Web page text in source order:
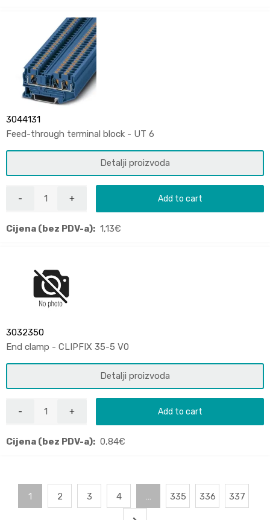
3044131
Feed-through terminal block - UT 6
Detalji proizvoda
Add to cart
Cijena (bez PDV-a): 1,13€
3032350
End clamp - CLIPFIX 35-5 V0
Detalji proizvoda
Add to cart
Cijena (bez PDV-a): 0,84€
1 2 3 4 … 335 336 337